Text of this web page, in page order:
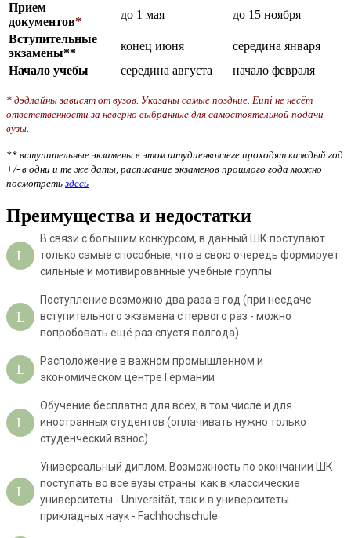
Прием
документов*
до 1 мая
до 15 ноября
Вступительные
экзамены**
конец июня
середина января
Начало учебы
середина августа начало февраля
* дэдлайны зависят от вузов. Указаны самые поздние. Euni не несёт
ответственности за неверно выбранные для самостоятельной подачи
вузы.
** вступительные экзамены в этом штудиенколлеге проходят каждый год
+/- в одни и те же даты, расписание экзаменов прошлого года можно
посмотреть здесь
Преимущества и недостатки
В связи с большим конкурсом, в данный ШК поступают
только самые способные, что в свою очередь формирует
сильные и мотивированные учебные группы
Поступление возможно два раза в год (при несдаче
вступительного экзамена с первого раз - можно
попробовать ещё раз спустя полгода)
Расположение в важном промышленном и
экономическом центре Германии
Обучение бесплатно для всех, в том числе и для
иностранных студентов (оплачивать нужно только
студенческий взнос)
Универсальный диплом. Возможность по окончании ШК
поступать во все вузы страны: как в классические
университеты - Universität, так и в университеты
прикладных наук - Fachhochschule